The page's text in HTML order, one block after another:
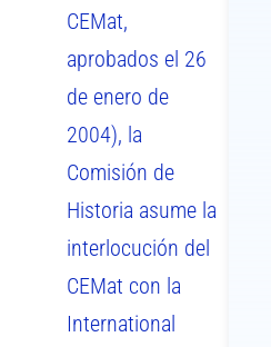
CEMat,
aprobados el 26
de enero de
2004), la
Comisión de
Historia asume la
interlocución del
CEMat con la
International